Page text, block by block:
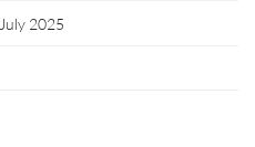
2025